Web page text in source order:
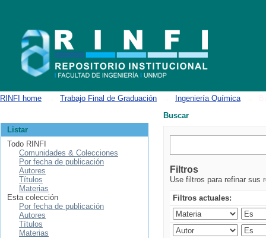
RINFI home Trabajo Final de Graduación Ingeniería Química
Buscar
Filtros
Use filtros para refinar sus
Filtros actuales:
Listar
Todo RINFI
Comunidades & Colecciones
Por fecha de publicación
Autores
Títulos
Materias
Esta colección
Por fecha de publicación
Autores
Títulos
Materias